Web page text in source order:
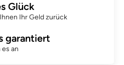
Glück
Ihr Geld zurück
garantiert
an